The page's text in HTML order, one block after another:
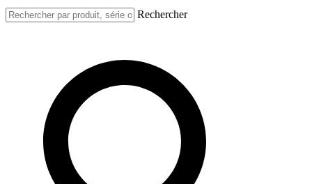
Rechercher